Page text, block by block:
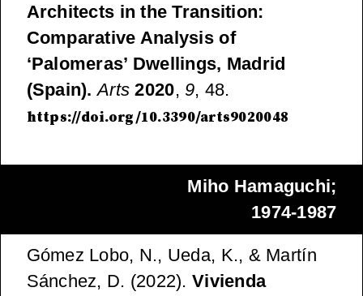
Architects in the Transition:
Comparative Analysis of
‘Palomeras’ Dwellings, Madrid
(Spain). Arts 2020, 9, 48.
https://doi.org/10.3390/arts9020048
Miho Hamaguchi;
1974-1987
Gómez Lobo, N., Ueda, K., & Martín
Sánchez, D. (2022). Vivienda